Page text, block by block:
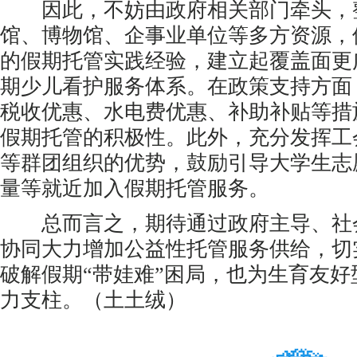
因此，不妨由政府相关部门牵头，
馆、博物馆、企事业单位等多方资源
的假期托管实践经验，建立起覆盖面
期少儿看护服务体系。在政策支持方
税收优惠、水电费优惠、补助补贴等
假期托管的积极性。此外，充分发挥
等群团组织的优势，鼓励引导大学生
量等就近加入假期托管服务。
总而言之，期待通过政府主导、社
协同大力增加公益性托管服务供给，
破解假期“带娃难”困局，也为生育友
力支柱。（土土绒）